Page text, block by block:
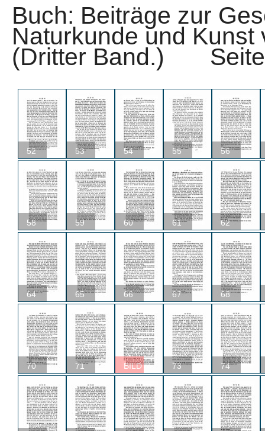
Buch: Beiträge zur
Naturkunde und Kunst
(Dritter Band.)
52 53 54 55 56
58 59 60 61 62
64 65 66 67 68
70 71 BILD 73 74